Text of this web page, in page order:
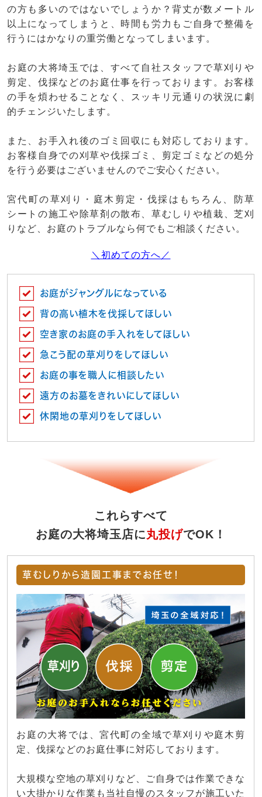
の方も多いのではないでしょうか？背丈が数メートル
以上になってしまうと、時間も労力もご自身で整備を
行うにはかなりの重労働となってしまいます。
お庭の大将埼玉では、すべて自社スタッフで草刈りや
剪定、伐採などのお庭仕事を行っております。お客様
の手を煩わせることなく、スッキリ元通りの状況に劇
的チェンジいたします。
また、お手入れ後のゴミ回収にも対応しております。
お客様自身での刈草や伐採ゴミ、剪定ゴミなどの処分
を行う必要はございませんのでご安心ください。
宮代町の草刈り・庭木剪定・伐採はもちろん、防草
シートの施工や除草剤の散布、草むしりや植栽、芝刈
りなど、お庭のトラブルなら何でもご相談ください。
＼初めての方へ／
お庭がジャングルになっている
背の高い植木を伐採してほしい
空き家のお庭の手入れをしてほしい
急こう配の草刈りをしてほしい
お庭の事を職人に相談したい
遠方のお墓をきれいにしてほしい
休閑地の草刈りをしてほしい
これらすべて
お庭の大将埼玉店に丸投げでOK！
草むしりから造園工事までお任せ！
お庭の大将では、宮代町の全域で草刈りや庭木剪
定、伐採などのお庭仕事に対応しております。
大規模な空地の草刈りなど、ご自身では作業できな
い大掛かりな作業も当社自慢のスタッフが施工いた